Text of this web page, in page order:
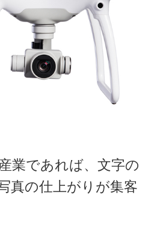
業であれば、文字の
真の仕上がりが集客